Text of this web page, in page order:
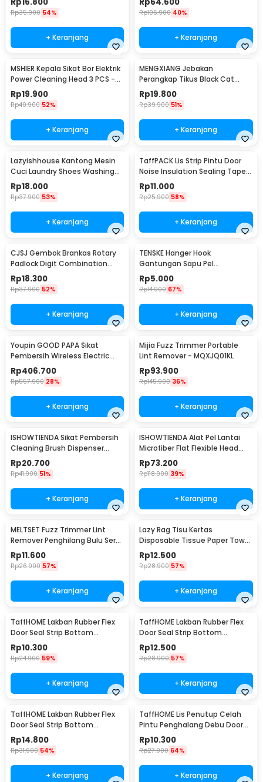
Rp35.900 54%
+ Keranjang
Rp106.900 40%
+ Keranjang
MSHIER Kepala Sikat Bor Elektrik
Power Cleaning Head 3 PCS -
DB003
Rp19.900
Rp40.900 52%
+ Keranjang
MENGXIANG Jebakan
Perangkap Tikus Black Cat
Mousetrap 2 PCS - JB56
Rp19.800
Rp39.900 51%
+ Keranjang
Lazyishhouse Kantong Mesin
Cuci Laundry Shoes Washing
Mesh Bag - 62319
Rp18.000
Rp37.900 53%
+ Keranjang
TaffPACK Lis Strip Pintu Door
Noise Insulation Sealing Tape
5Mx3cm - B35
Rp11.000
Rp25.900 58%
+ Keranjang
CJSJ Gembok Brankas Rotary
Padlock Digit Combination
Padlock - CH-209
Rp18.300
Rp37.900 52%
+ Keranjang
TENSKE Hanger Hook
Gantungan Sapu Pel
Multifungsi 1 PCS - GF-016
Rp5.000
Rp14.900 67%
+ Keranjang
Youpin GOOD PAPA Sikat
Pembersih Wireless Electric
Cleaning - CL99
Rp406.700
Rp557.900 28%
+ Keranjang
Mijia Fuzz Trimmer Portable
Lint Remover - MQXJQ01KL
Rp93.900
Rp145.900 36%
+ Keranjang
ISHOWTIENDA Sikat Pembersih
Cleaning Brush Dispenser
Sabun Air - S0026
Rp20.700
Rp41.900 51%
+ Keranjang
ISHOWTIENDA Alat Pel Lantai
Microfiber Flat Flexible Head
with Bucket - FMI60
Rp73.200
Rp118.900 39%
+ Keranjang
MELTSET Fuzz Trimmer Lint
Remover Penghilang Bulu Serat
Kain - CV8805
Rp11.600
Rp26.900 57%
+ Keranjang
Lazy Rag Tisu Kertas
Disposable Tissue Paper Towel
1 Roll (50 Helai) - MB104P
Rp12.500
Rp28.900 57%
+ Keranjang
TaffHOME Lakban Rubber Flex
Door Seal Strip Bottom
Waterproof 25mmx5M - TP39
Rp10.300
Rp24.900 59%
+ Keranjang
TaffHOME Lakban Rubber Flex
Door Seal Strip Bottom
Waterproof 35mmx5M - TP39
Rp12.500
Rp28.900 57%
+ Keranjang
TaffHOME Lakban Rubber Flex
Door Seal Strip Bottom
Waterproof 45mmx5M - TP39
Rp14.800
Rp31.900 54%
+ Keranjang
TaffHOME Lis Penutup Celah
Pintu Penghalang Debu Door
Bottom Seal 1M - LQ7
Rp10.300
Rp27.900 64%
+ Keranjang